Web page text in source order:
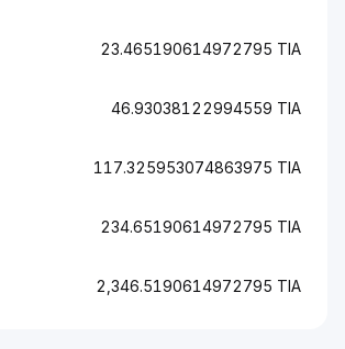
23.465190614972795 TIA
46.93038122994559 TIA
117.325953074863975 TIA
234.65190614972795 TIA
2,346.5190614972795 TIA